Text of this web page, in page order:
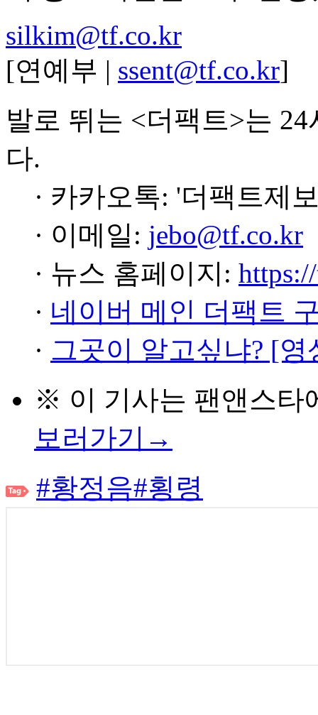
silkim@tf.co.kr
[연예부 | ssent@tf.co.kr]
발로 뛰는 <더팩트>는
다.
· 카카오톡: '더팩트제
· 이메일: jebo@tf.co.kr
· 뉴스 홈페이지:
· 네이버 메인 더팩트
· 그곳이 알고싶냐? [
※ 이 기사는 팬앤스타
보러가기→
#황정음#횡령